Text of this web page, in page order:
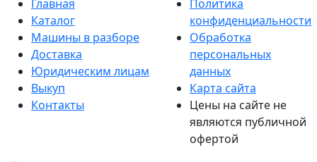
Главная
Каталог
Машины в разборе
Доставка
Юридическим лицам
Выкуп
Контакты
Политика
конфиденциальности
Обработка
персональных
данных
Карта сайта
Цены на сайте не
являются публичной
офертой